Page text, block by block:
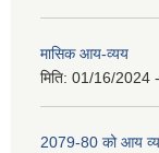
मासिक आय-व्यय
मिति: 01/16/2024
2079-80 को आय